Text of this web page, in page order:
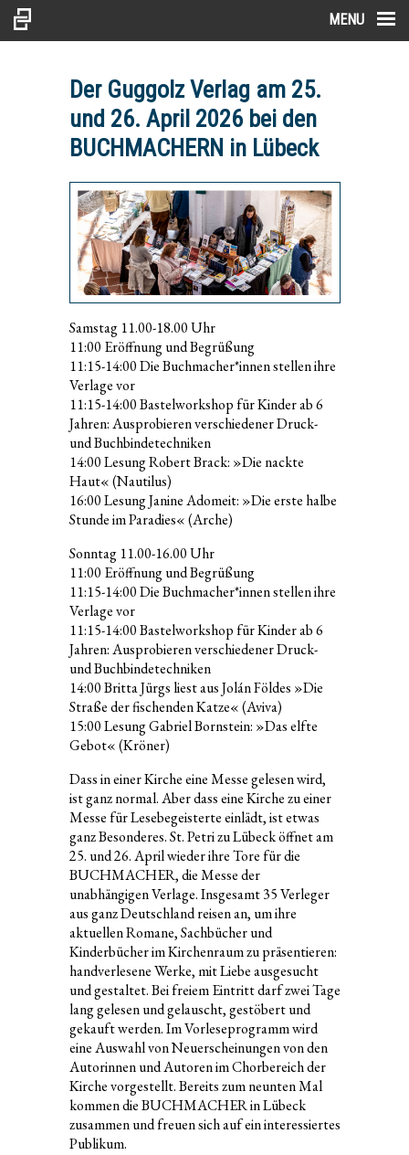
MENU
Der Guggolz Verlag am 25.
und 26. April 2026 bei den
BUCHMACHERN in Lübeck
Samstag 11.00-18.00 Uhr
11:00 Eröffnung und Begrüßung
11:15-14:00 Die Buchmacher*innen stellen ihre
Verlage vor
11:15-14:00 Bastelworkshop für Kinder ab 6
Jahren: Ausprobieren verschiedener Druck-
und Buchbindetechniken
14:00 Lesung Robert Brack: »Die nackte
Haut« (Nautilus)
16:00 Lesung Janine Adomeit: »Die erste halbe
Stunde im Paradies« (Arche)
Sonntag 11.00-16.00 Uhr
11:00 Eröffnung und Begrüßung
11:15-14:00 Die Buchmacher*innen stellen ihre
Verlage vor
11:15-14:00 Bastelworkshop für Kinder ab 6
Jahren: Ausprobieren verschiedener Druck-
und Buchbindetechniken
14:00 Britta Jürgs liest aus Jolán Földes »Die
Straße der fischenden Katze« (Aviva)
15:00 Lesung Gabriel Bornstein: »Das elfte
Gebot« (Kröner)
Dass in einer Kirche eine Messe gelesen wird,
ist ganz normal. Aber dass eine Kirche zu einer
Messe für Lesebegeisterte einlädt, ist etwas
ganz Besonderes. St. Petri zu Lübeck öffnet am
25. und 26. April wieder ihre Tore für die
BUCHMACHER, die Messe der
unabhängigen Verlage. Insgesamt 35 Verleger
aus ganz Deutschland reisen an, um ihre
aktuellen Romane, Sachbücher und
Kinderbücher im Kirchenraum zu präsentieren:
handverlesene Werke, mit Liebe ausgesucht
und gestaltet. Bei freiem Eintritt darf zwei Tage
lang gelesen und gelauscht, gestöbert und
gekauft werden. Im Vorleseprogramm wird
eine Auswahl von Neuerscheinungen von den
Autorinnen und Autoren im Chorbereich der
Kirche vorgestellt. Bereits zum neunten Mal
kommen die BUCHMACHER in Lübeck
zusammen und freuen sich auf ein interessiertes
Publikum.